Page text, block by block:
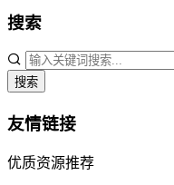
搜索
搜索
友情链接
优质资源推荐